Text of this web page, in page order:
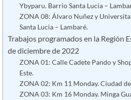
Ybyparu. Barrio Santa Lucia –
ZONA 08: Álvaro Nuñez y
Santa Lucia – Lambaré.
Trabajos programados en la Región
de diciembre de 2022
ZONA 01: Calle Cadete Pando y
Este.
ZONA 02: Km 11 Monday. Ciudad
ZONA 03: Km 16 Monday. Minga